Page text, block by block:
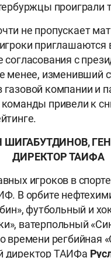
проиграли
не пропускает
приглашаются
согласования с
менее, изменивший
компании и
команды привели к
ШИГАБУТДИНОВ,
ДИРЕКТОР ТАИФА
игроков в
В орбите
футбольный и
ватерпольный
времени регбийная
директор ТАИФа